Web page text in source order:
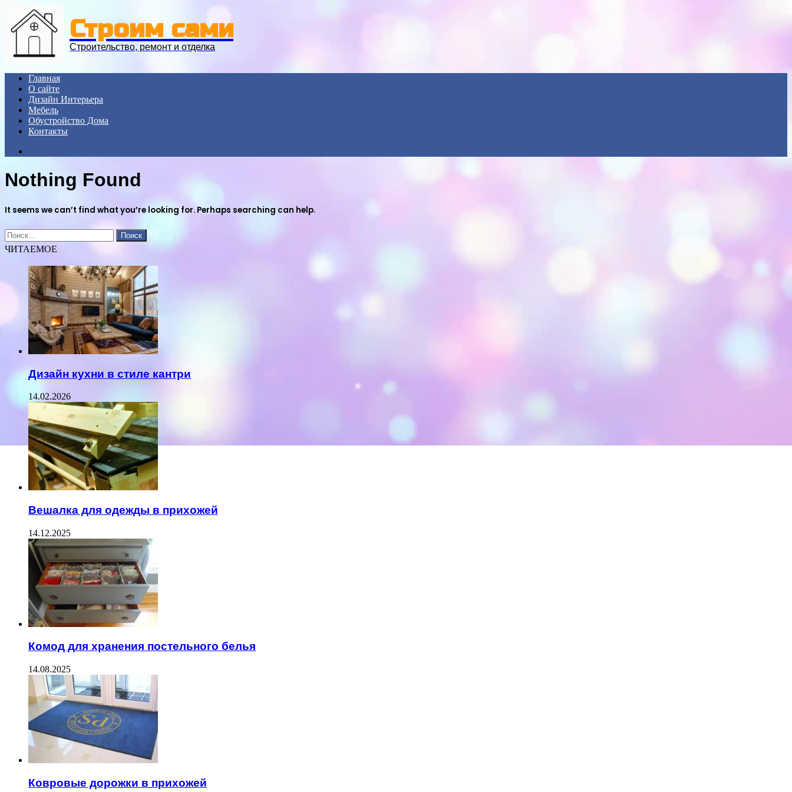
Строим сами
Строительство, ремонт и отделка
Главная
О сайте
Дизайн Интерьера
Мебель
Обустройство Дома
Контакты
Nothing Found
It seems we can’t find what you’re looking for. Perhaps searching can help.
Найти:
ЧИТАЕМОЕ
Дизайн кухни в стиле кантри
14.02.2026
Вешалка для одежды в прихожей
14.12.2025
Комод для хранения постельного белья
14.08.2025
Ковровые дорожки в прихожей